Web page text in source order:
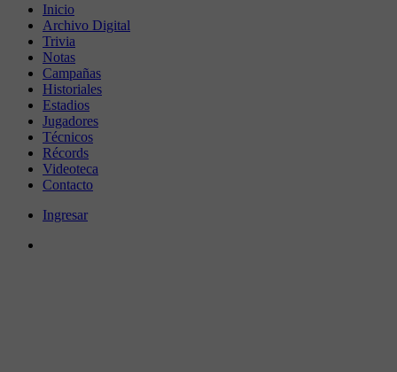
Inicio
Archivo Digital
Trivia
Notas
Campañas
Historiales
Estadios
Jugadores
Técnicos
Récords
Videoteca
Contacto
Ingresar